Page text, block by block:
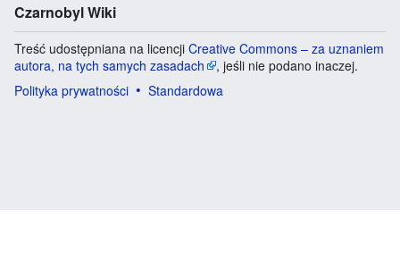
Czarnobyl Wiki
Treść udostępniana na licencji Creative Commons – za uznaniem
autora, na tych samych zasadach
, jeśli nie podano inaczej.
Polityka prywatności
Standardowa